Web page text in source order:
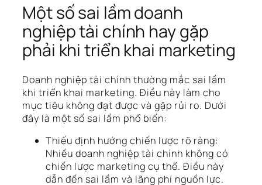
Một số sai lầm doanh
nghiệp tài chính hay gặp
phải khi triển khai marketing
Doanh nghiệp tài chính thường mắc sai lầm
khi triển khai marketing. Điều này làm cho
mục tiêu không đạt được và gặp rủi ro. Dưới
đây là một số sai lầm phổ biến:
Thiếu định hướng chiến lược rõ ràng:
Nhiều doanh nghiệp tài chính không có
chiến lược marketing cụ thể. Điều này
dẫn đến sai lầm và lãng phí nguồn lực.